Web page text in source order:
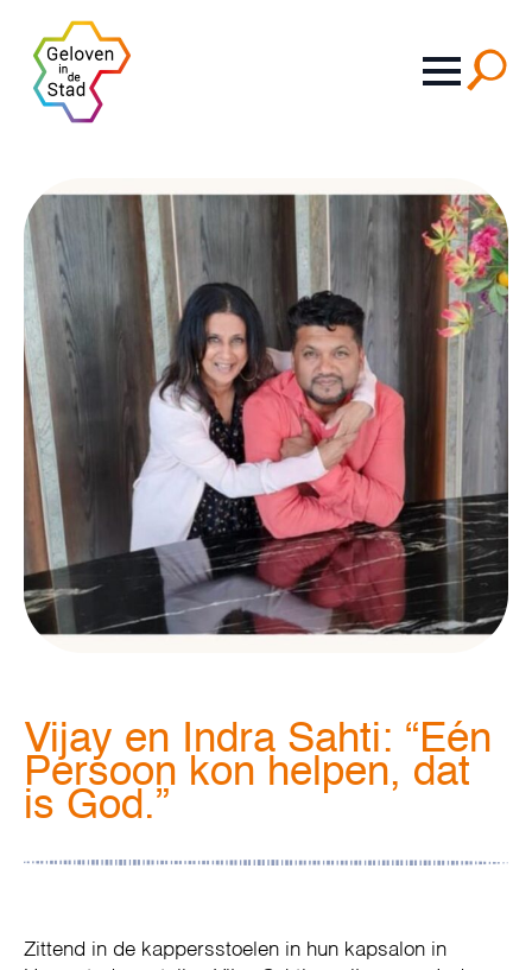
Vijay en Indra Sahti: “Eén
Persoon kon helpen, dat
is God.”
Zittend in de kappersstoelen in hun kapsalon in